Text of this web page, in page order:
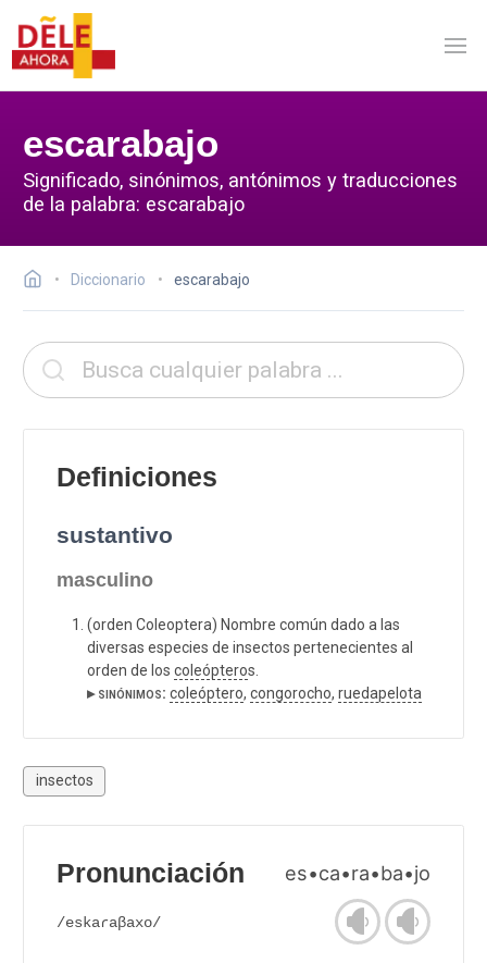
escarabajo
Significado, sinónimos, antónimos y traducciones
de la palabra: escarabajo
Diccionario escarabajo
Definiciones
sustantivo
masculino
(orden Coleoptera) Nombre común dado a las
diversas especies de insectos pertenecientes al
orden de los coleópteros.
▸ sinónimos: coleóptero, congorocho, ruedapelota
insectos
Pronunciación es•ca•ra•ba•jo
/eskaɾaβaxo/